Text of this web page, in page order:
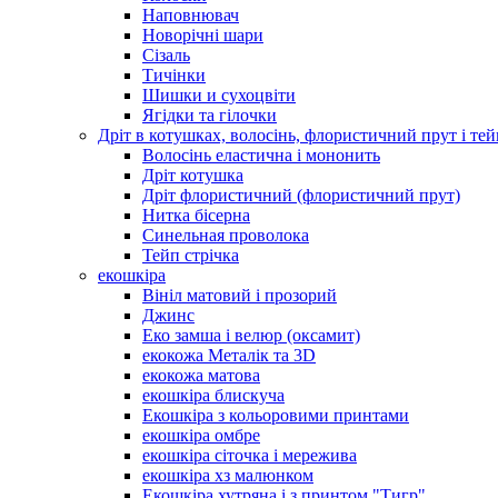
Наповнювач
Новорічні шари
Сізаль
Тичінки
Шишки и сухоцвіти
Ягідки та гілочки
Дріт в котушках, волосінь, флористичний прут і
Волосінь еластична і мононить
Дріт котушка
Дріт флористичний (флористичний прут)
Нитка бісерна
Синельная проволока
Тейп стрічка
екошкіра
Вініл матовий і прозорий
Джинс
Еко замша і велюр (оксамит)
екокожа Металік та 3D
екокожа матова
екошкіра блискуча
Екошкіра з кольоровими принтами
екошкіра омбре
екошкіра сіточка і мережива
екошкіра хз малюнком